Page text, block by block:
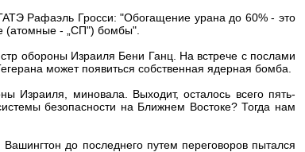
Рафаэль Гросси: "Обогащение урана до 60% - это
(атомные - „СП") бомбы".
обороны Израиля Бени Ганц. На встрече с послами
может появиться собственная ядерная бомба.
Израиля, миновала. Выходит, осталось всего пять-
безопасности на Ближнем Востоке? Тогда нам
до последнего путем переговоров пытался